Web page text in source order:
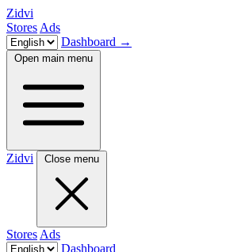
Zidvi
Stores Ads
Dashboard →
Open main menu
Zidvi Close menu
Stores Ads
Dashboard